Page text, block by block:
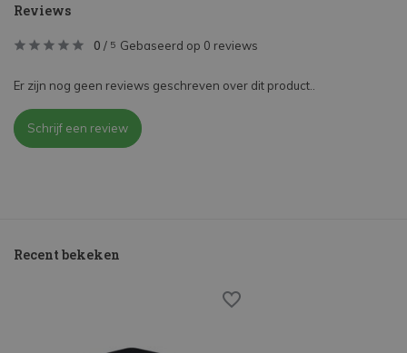
Reviews
0 / 5 Gebaseerd op 0 reviews
Er zijn nog geen reviews geschreven over dit product..
Schrijf een review
Recent bekeken